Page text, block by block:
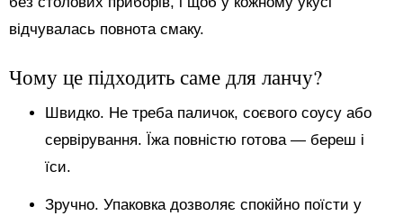
відчувалась повнота смаку.
Чому це підходить саме для ланчу?
Швидко. Не треба паличок, соєвого соусу або
сервірування. Їжа повністю готова — береш і
їси.
Зручно. Упаковка дозволяє спокійно поїсти у